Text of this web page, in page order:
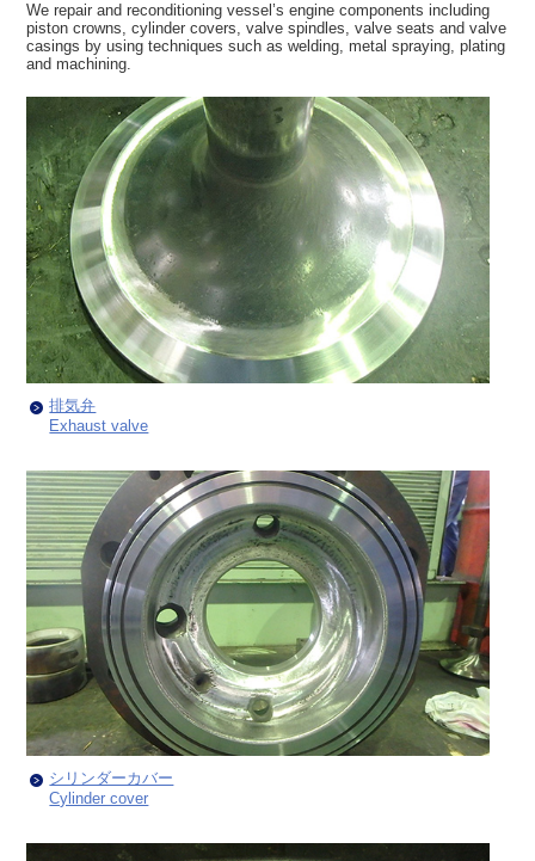
We repair and reconditioning vessel’s engine components including
piston crowns, cylinder covers, valve spindles, valve seats and valve
casings by using techniques such as welding, metal spraying, plating
and machining.
排気弁
Exhaust valve
シリンダーカバー
Cylinder cover